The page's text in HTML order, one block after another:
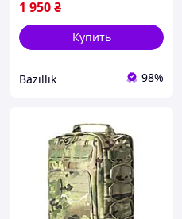
быстрый сброс
1 950₴
Купить
Bazillik 98%